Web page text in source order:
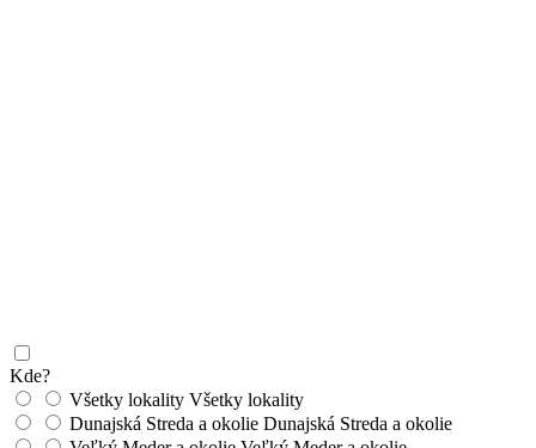
Kde?
Všetky lokality Všetky lokality
Dunajská Streda a okolie Dunajská Streda a okolie